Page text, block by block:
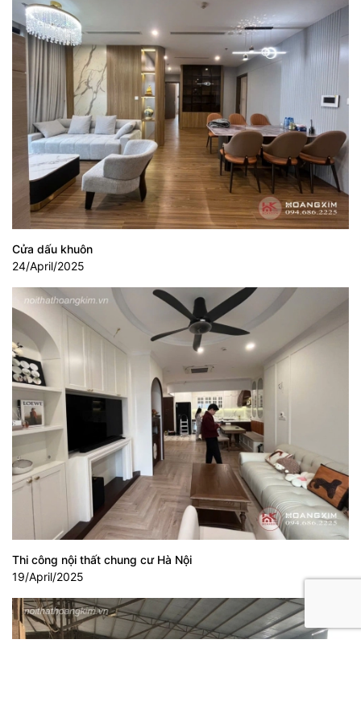
Cửa dấu khuôn
24/April/2025
Thi công nội thất chung cư Hà Nội
19/April/2025